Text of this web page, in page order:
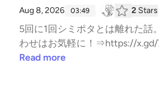
Aug 8, 2026 03:49 2 Stars
5回に1回シミポタとは離れた話
わせはお気軽に！⇒⁠⁠⁠⁠⁠⁠⁠⁠⁠⁠⁠⁠⁠⁠⁠⁠⁠⁠⁠⁠⁠⁠⁠⁠⁠⁠⁠⁠⁠⁠⁠⁠⁠⁠⁠⁠⁠⁠⁠⁠⁠⁠⁠⁠⁠⁠⁠⁠⁠⁠⁠⁠⁠⁠⁠⁠⁠⁠⁠⁠⁠⁠⁠⁠⁠⁠⁠⁠⁠⁠⁠⁠⁠⁠⁠⁠⁠⁠⁠⁠⁠⁠⁠⁠⁠⁠⁠⁠⁠⁠⁠⁠⁠⁠⁠⁠⁠⁠⁠⁠⁠⁠⁠⁠⁠⁠⁠⁠⁠⁠⁠⁠⁠⁠⁠⁠⁠⁠⁠⁠⁠⁠⁠⁠⁠⁠⁠⁠⁠⁠⁠⁠⁠⁠⁠⁠⁠⁠⁠⁠⁠⁠⁠⁠⁠⁠⁠⁠⁠⁠⁠⁠⁠⁠⁠⁠⁠⁠⁠⁠⁠⁠⁠⁠⁠⁠⁠⁠⁠⁠⁠⁠⁠⁠⁠⁠⁠⁠⁠⁠⁠⁠⁠⁠⁠⁠⁠⁠⁠⁠⁠⁠⁠⁠⁠⁠⁠⁠⁠⁠⁠⁠⁠⁠⁠⁠⁠⁠⁠⁠⁠⁠⁠⁠⁠⁠⁠⁠⁠⁠⁠⁠⁠⁠⁠⁠⁠⁠⁠⁠⁠⁠⁠⁠⁠⁠⁠⁠⁠⁠⁠⁠⁠⁠⁠⁠⁠⁠⁠⁠⁠⁠⁠⁠⁠⁠⁠⁠⁠⁠⁠⁠⁠⁠⁠⁠⁠⁠⁠⁠⁠⁠⁠⁠⁠⁠⁠⁠⁠⁠⁠⁠⁠⁠⁠⁠⁠⁠⁠⁠⁠⁠⁠⁠⁠⁠⁠⁠⁠⁠⁠⁠⁠⁠⁠⁠⁠⁠⁠⁠⁠⁠⁠⁠⁠⁠⁠⁠⁠⁠⁠⁠⁠⁠⁠⁠⁠⁠⁠⁠⁠⁠⁠⁠⁠⁠⁠⁠⁠⁠⁠⁠⁠⁠⁠⁠⁠⁠⁠⁠⁠⁠⁠⁠⁠⁠⁠⁠⁠⁠⁠⁠⁠⁠⁠⁠⁠⁠⁠⁠⁠⁠⁠⁠⁠⁠⁠⁠⁠⁠⁠⁠⁠⁠⁠⁠⁠⁠⁠⁠⁠⁠⁠⁠⁠⁠⁠⁠⁠⁠⁠⁠⁠⁠⁠⁠⁠⁠⁠⁠⁠⁠⁠⁠⁠⁠⁠⁠⁠⁠⁠⁠⁠⁠⁠⁠⁠⁠⁠⁠⁠⁠⁠⁠⁠⁠⁠⁠⁠⁠⁠⁠⁠⁠⁠⁠⁠⁠⁠⁠⁠⁠⁠⁠⁠⁠⁠⁠https://
Read more